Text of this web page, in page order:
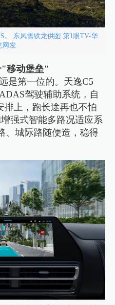
。 东风雪铁龙供图 第1眼TV-华
网发
"移动堡垒"
是第一位的。天逸C5
驾驶辅助系统，自
排上，跑长途再也不怕
强式智能多路况适应系
、城际路随便造，稳得